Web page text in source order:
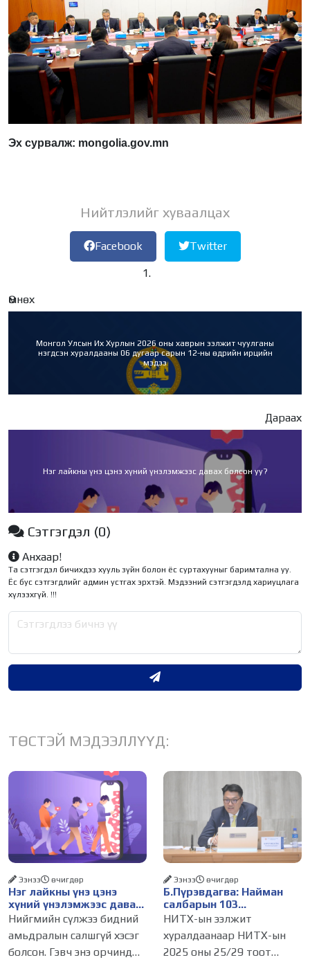
Эх сурвалж: mongolia.gov.mn
Нийтлэлийг хуваалцах
Facebook Twitter
Өмнөх
Монгол Улсын Их Хурлын 2026 оны хаврын ээлжит чуулганы
нэгдсэн хуралдааны 06 дугаар сарын 12-ны өдрийн ирцийн
мэдээ
Дараах
Нэг лайкны үнэ цэнэ хүний үнэлэмжээс давах болсон уу?
Сэтгэгдэл (0)
Анхаар!
Та сэтгэгдэл бичихдээ хууль зүйн болон ёс суртахууныг баримтална уу.
Ёс бус сэтгэгдлийг админ устгах эрхтэй. Мэдээний сэтгэгдэлд хариуцлага
хүлээхгүй. !!!
ТӨСТЭЙ МЭДЭЭЛЛҮҮД:
Нэг лайкны үнэ цэнэ
хүний үнэлэмжээс давах
болсон уу?
Ээнээ өчигдѳр
Нийгмийн сүлжээ бидний
амьдралын салшгүй хэсэг
болсон. Гэвч энэ орчинд
Б.Пүрэвдагва: Найман
салбарын 103
үйлчилгээний
бүртгэлийг цуцалснаар
бизнес эрхлэхэд таатай
нөхцөл бүрдэнэ
Ээнээ өчигдѳр
НИТХ-ын ээлжит
хуралдаанаар НИТХ-ын
2025 оны 25/29 тоот